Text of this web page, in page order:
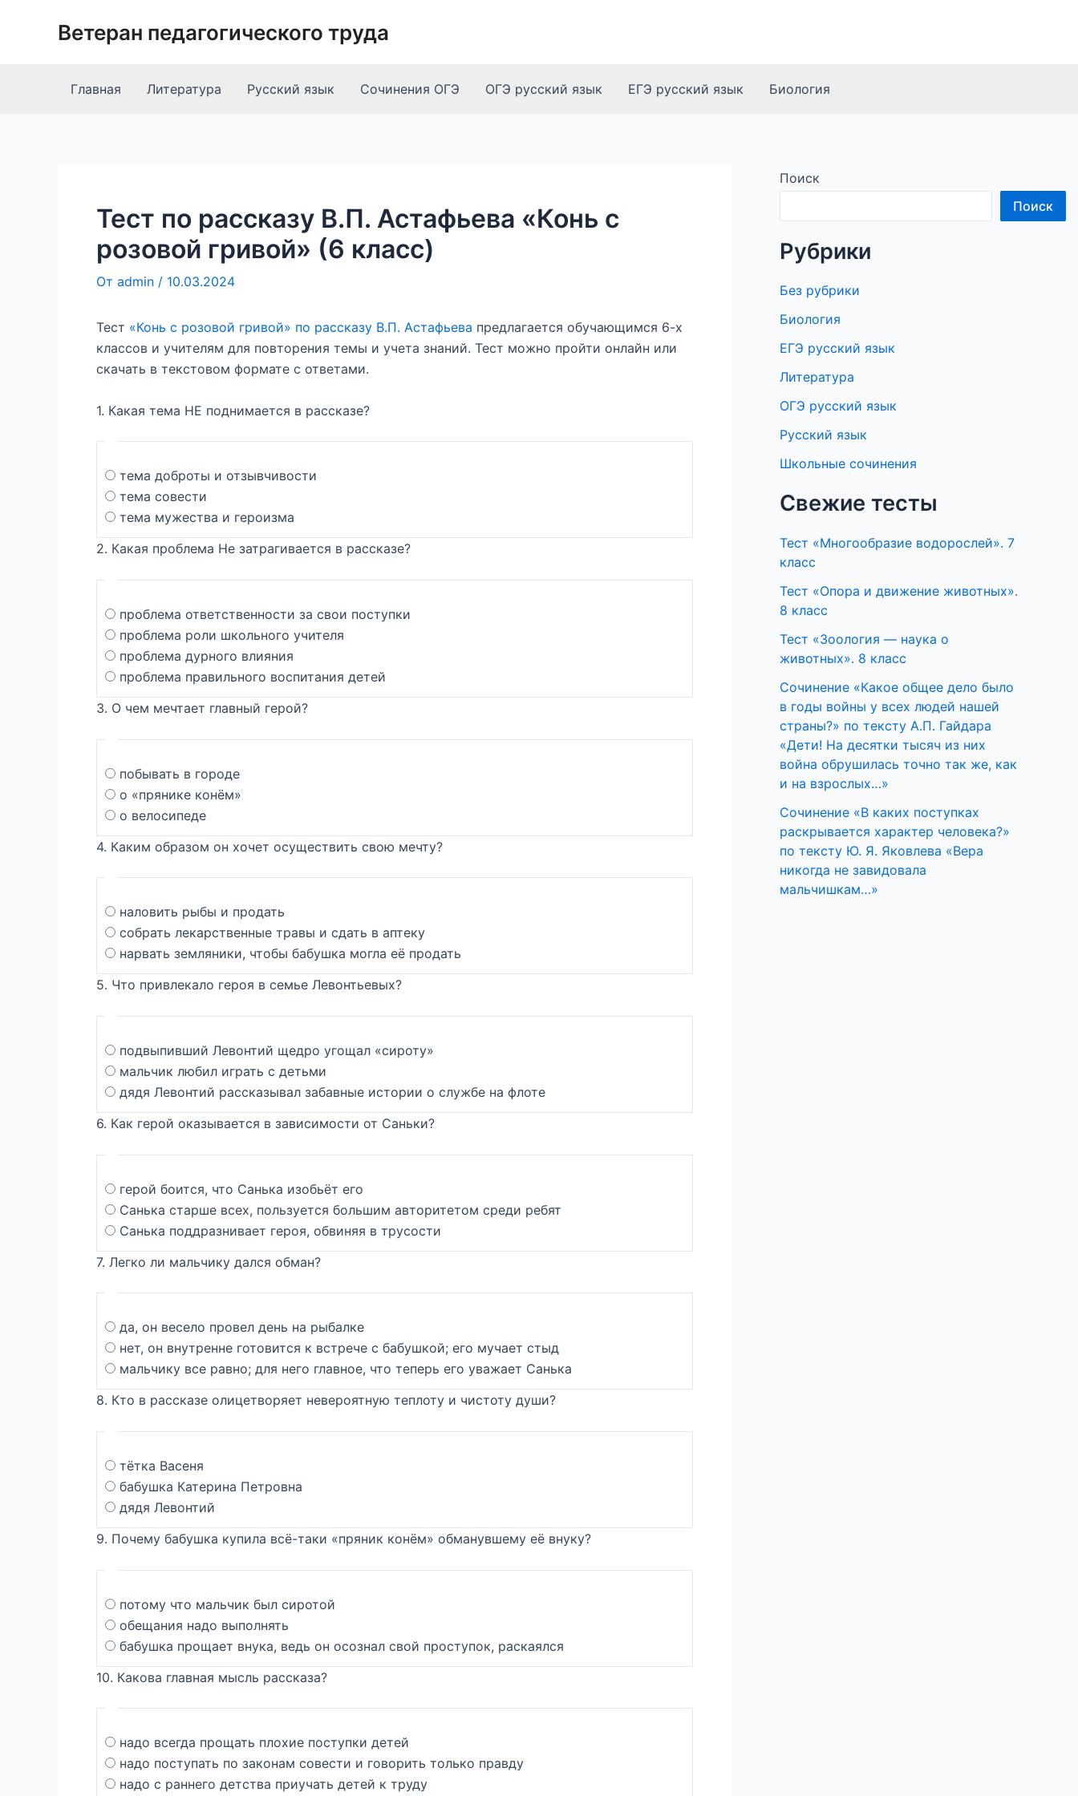
Ветеран педагогического труда
Главная Литература Русский язык Сочинения ОГЭ ОГЭ русский язык ЕГЭ русский язык Биология
Тест по рассказу В.П. Астафьева «Конь с
розовой гривой» (6 класс)
От admin / 10.03.2024
Тест «Конь с розовой гривой» по рассказу В.П. Астафьева предлагается обучающимся 6-х
классов и учителям для повторения темы и учета знаний. Тест можно пройти онлайн или
скачать в текстовом формате с ответами.
1. Какая тема НЕ поднимается в рассказе?
тема доброты и отзывчивости
тема совести
тема мужества и героизма
2. Какая проблема Не затрагивается в рассказе?
проблема ответственности за свои поступки
проблема роли школьного учителя
проблема дурного влияния
проблема правильного воспитания детей
3. О чем мечтает главный герой?
побывать в городе
о «прянике конём»
о велосипеде
4. Каким образом он хочет осуществить свою мечту?
наловить рыбы и продать
собрать лекарственные травы и сдать в аптеку
нарвать земляники, чтобы бабушка могла её продать
5. Что привлекало героя в семье Левонтьевых?
подвыпивший Левонтий щедро угощал «сироту»
мальчик любил играть с детьми
дядя Левонтий рассказывал забавные истории о службе на флоте
6. Как герой оказывается в зависимости от Саньки?
герой боится, что Санька изобьёт его
Санька старше всех, пользуется большим авторитетом среди ребят
Санька поддразнивает героя, обвиняя в трусости
7. Легко ли мальчику дался обман?
да, он весело провел день на рыбалке
нет, он внутренне готовится к встрече с бабушкой; его мучает стыд
мальчику все равно; для него главное, что теперь его уважает Санька
8. Кто в рассказе олицетворяет невероятную теплоту и чистоту души?
тётка Васеня
бабушка Катерина Петровна
дядя Левонтий
9. Почему бабушка купила всё-таки «пряник конём» обманувшему её внуку?
потому что мальчик был сиротой
обещания надо выполнять
бабушка прощает внука, ведь он осознал свой проступок, раскаялся
10. Какова главная мысль рассказа?
надо всегда прощать плохие поступки детей
надо поступать по законам совести и говорить только правду
надо с раннего детства приучать детей к труду
Поиск
Поиск
Рубрики
Без рубрики
Биология
ЕГЭ русский язык
Литература
ОГЭ русский язык
Русский язык
Школьные сочинения
Свежие тесты
Тест «Многообразие водорослей». 7
класс
Тест «Опора и движение животных».
8 класс
Тест «Зоология — наука о
животных». 8 класс
Сочинение «Какое общее дело было
в годы войны у всех людей нашей
страны?» по тексту А.П. Гайдара
«Дети! На десятки тысяч из них
война обрушилась точно так же, как
и на взрослых…»
Сочинение «В каких поступках
раскрывается характер человека?»
по тексту Ю. Я. Яковлева «Вера
никогда не завидовала
мальчишкам…»